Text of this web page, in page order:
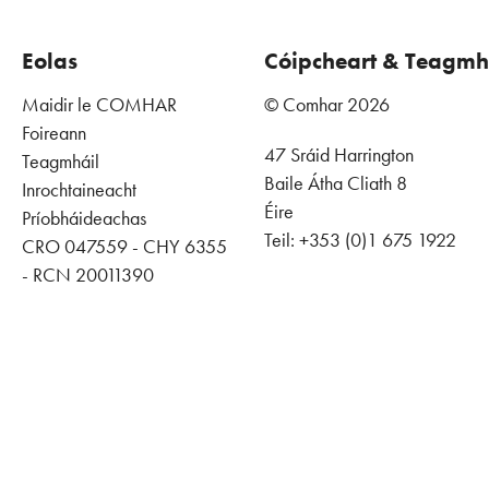
Eolas
Maidir le COMHAR
Foireann
Teagmháil
Inrochtaineacht
Príobháideachas
CRO 047559 - CHY 6355
- RCN 20011390
Cóipcheart &
© Comhar 2026
47 Sráid Harrington
Baile Átha Cliath 8
Éire
Teil: +353 (0)1 675 1922